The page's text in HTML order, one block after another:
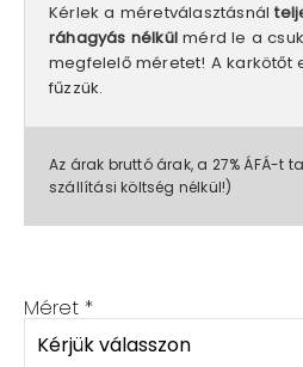
Kérlek a méretválasztásnál
ráhagyás nélkül mérd le a
megfelelő méretet! A karkötőt
fűzzük.
Az árak bruttó árak, a 27% ÁFÁ-t
szállítási költség nélkül!)
Méret *